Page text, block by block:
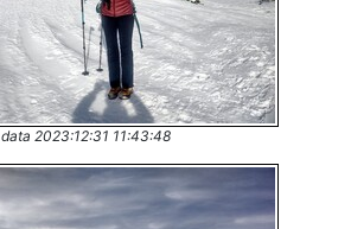
data 2023:12:31 11:43:48